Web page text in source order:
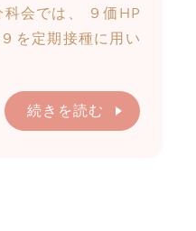
会では、 ９価HP
を定期接種に用い
続きを読む